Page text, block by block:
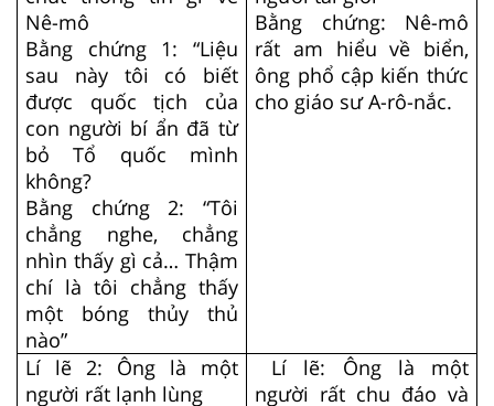
Nê-mô
Bằng chứng 1: “Liệu
sau này tôi có biết
được quốc tịch của
con người bí ẩn đã từ
bỏ Tổ quốc mình
không?
Bằng chứng 2: “Tôi
chẳng nghe, chẳng
nhìn thấy gì cả… Thậm
chí là tôi chẳng thấy
một bóng thủy thủ
nào”
Bằng chứng: Nê-mô
rất am hiểu về biển,
ông phổ cập kiến thức
cho giáo sư A-rô-nắc.
Lí lẽ 2: Ông là một
người rất lạnh lùng
Lí lẽ: Ông là một
người rất chu đáo và